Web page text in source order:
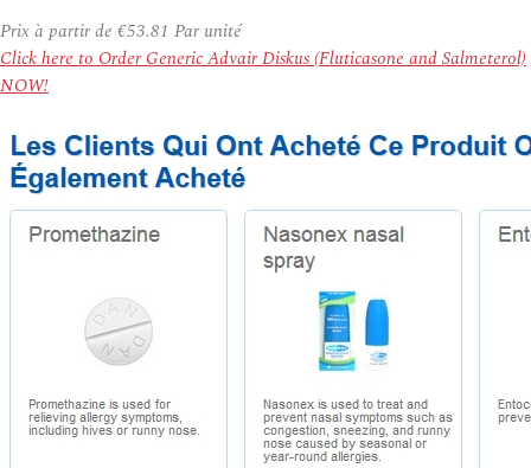
Prix à partir de €53.81 Par unité
Click here to Order Generic Advair Diskus (Fluticasone and Salmeterol)
NOW!